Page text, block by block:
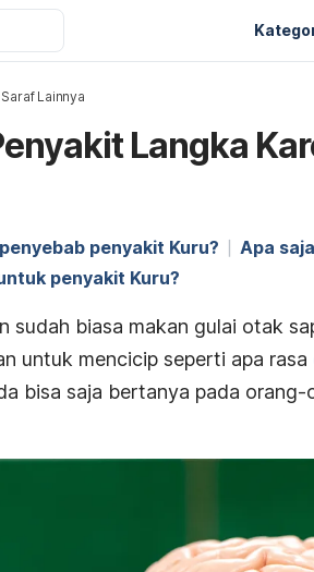
Lainnya
Langka
penyakit Kuru?
Apa
penyakit Kuru?
sudah biasa makan gulai otak
untuk mencicip seperti apa rasa
bisa saja bertanya pada orang-